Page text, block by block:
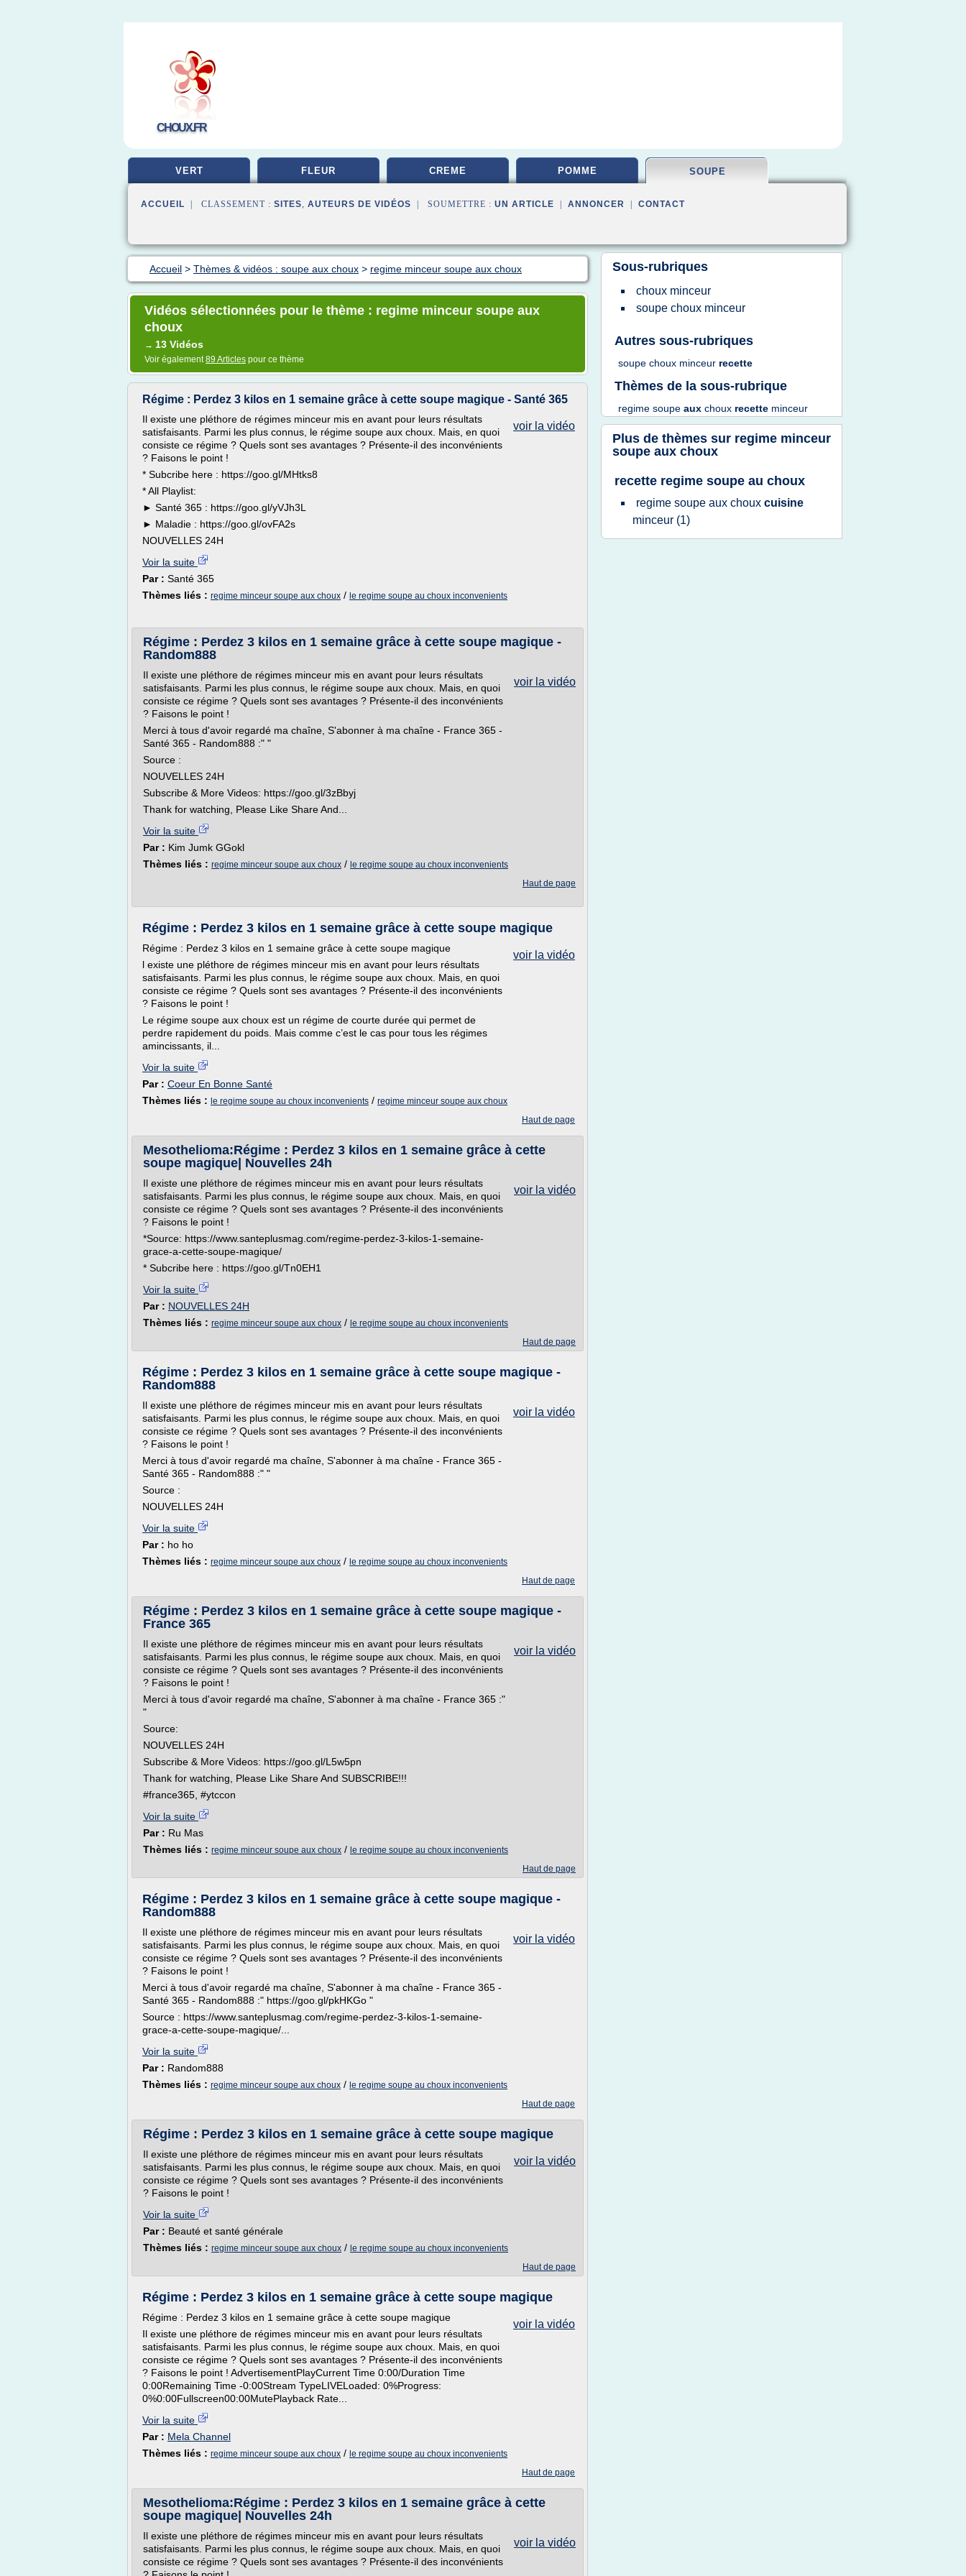
CHOUX.FR
VERT FLEUR CREME POMME SOUPE
ACCUEIL | CLASSEMENT : SITES, AUTEURS DE VIDÉOS | SOUMETTRE : UN ARTICLE ANNONCER CONTACT
Accueil > Thèmes & vidéos : soupe aux choux > regime minceur soupe aux choux
Vidéos sélectionnées pour le thème : regime minceur soupe aux
choux
→ 13 Vidéos
Voir également89 Articles pour ce thème
Régime : Perdez 3 kilos en 1 semaine grâce à cette soupe magique - Santé 365
voir la vidéo
Il existe une pléthore de régimes minceur mis en avant pour leurs résultats
satisfaisants. Parmi les plus connus, le régime soupe aux choux. Mais, en quoi
consiste ce régime ? Quels sont ses avantages ? Présente-il des inconvénients
? Faisons le point !
* Subcribe here : https://goo.gl/MHtks8
* All Playlist:
► Santé 365 : https://goo.gl/yVJh3L
► Maladie : https://goo.gl/ovFA2s
NOUVELLES 24H
Voir la suite
Par : Santé 365
Thèmes liés : regime minceur soupe aux choux / le regime soupe au choux inconvenients
Régime : Perdez 3 kilos en 1 semaine grâce à cette soupe magique -
Random888
voir la vidéo
Il existe une pléthore de régimes minceur mis en avant pour leurs résultats
satisfaisants. Parmi les plus connus, le régime soupe aux choux. Mais, en quoi
consiste ce régime ? Quels sont ses avantages ? Présente-il des inconvénients
? Faisons le point !
Merci à tous d'avoir regardé ma chaîne, S'abonner à ma chaîne - France 365 -
Santé 365 - Random888 :" "
Source :
NOUVELLES 24H
Subscribe & More Videos: https://goo.gl/3zBbyj
Thank for watching, Please Like Share And...
Voir la suite
Par : Kim Jumk GGokl
Thèmes liés : regime minceur soupe aux choux / le regime soupe au choux inconvenients
Haut de page
Régime : Perdez 3 kilos en 1 semaine grâce à cette soupe magique
voir la vidéo
Régime : Perdez 3 kilos en 1 semaine grâce à cette soupe magique
l existe une pléthore de régimes minceur mis en avant pour leurs résultats
satisfaisants. Parmi les plus connus, le régime soupe aux choux. Mais, en quoi
consiste ce régime ? Quels sont ses avantages ? Présente-il des inconvénients
? Faisons le point !
Le régime soupe aux choux est un régime de courte durée qui permet de
perdre rapidement du poids. Mais comme c’est le cas pour tous les régimes
amincissants, il...
Voir la suite
Par : Coeur En Bonne Santé
Thèmes liés : le regime soupe au choux inconvenients / regime minceur soupe aux choux
Haut de page
Mesothelioma:Régime : Perdez 3 kilos en 1 semaine grâce à cette
soupe magique| Nouvelles 24h
voir la vidéo
Il existe une pléthore de régimes minceur mis en avant pour leurs résultats
satisfaisants. Parmi les plus connus, le régime soupe aux choux. Mais, en quoi
consiste ce régime ? Quels sont ses avantages ? Présente-il des inconvénients
? Faisons le point !
*Source: https://www.santeplusmag.com/regime-perdez-3-kilos-1-semaine-
grace-a-cette-soupe-magique/
* Subcribe here : https://goo.gl/Tn0EH1
Voir la suite
Par : NOUVELLES 24H
Thèmes liés : regime minceur soupe aux choux / le regime soupe au choux inconvenients
Haut de page
Régime : Perdez 3 kilos en 1 semaine grâce à cette soupe magique -
Random888
voir la vidéo
Il existe une pléthore de régimes minceur mis en avant pour leurs résultats
satisfaisants. Parmi les plus connus, le régime soupe aux choux. Mais, en quoi
consiste ce régime ? Quels sont ses avantages ? Présente-il des inconvénients
? Faisons le point !
Merci à tous d'avoir regardé ma chaîne, S'abonner à ma chaîne - France 365 -
Santé 365 - Random888 :" "
Source :
NOUVELLES 24H
Voir la suite
Par : ho ho
Thèmes liés : regime minceur soupe aux choux / le regime soupe au choux inconvenients
Haut de page
Régime : Perdez 3 kilos en 1 semaine grâce à cette soupe magique -
France 365
voir la vidéo
Il existe une pléthore de régimes minceur mis en avant pour leurs résultats
satisfaisants. Parmi les plus connus, le régime soupe aux choux. Mais, en quoi
consiste ce régime ? Quels sont ses avantages ? Présente-il des inconvénients
? Faisons le point !
Merci à tous d'avoir regardé ma chaîne, S'abonner à ma chaîne - France 365 :"
"
Source:
NOUVELLES 24H
Subscribe & More Videos: https://goo.gl/L5w5pn
Thank for watching, Please Like Share And SUBSCRIBE!!!
#france365, #ytccon
Voir la suite
Par : Ru Mas
Thèmes liés : regime minceur soupe aux choux / le regime soupe au choux inconvenients
Haut de page
Régime : Perdez 3 kilos en 1 semaine grâce à cette soupe magique -
Random888
voir la vidéo
Il existe une pléthore de régimes minceur mis en avant pour leurs résultats
satisfaisants. Parmi les plus connus, le régime soupe aux choux. Mais, en quoi
consiste ce régime ? Quels sont ses avantages ? Présente-il des inconvénients
? Faisons le point !
Merci à tous d'avoir regardé ma chaîne, S'abonner à ma chaîne - France 365 -
Santé 365 - Random888 :" https://goo.gl/pkHKGo "
Source : https://www.santeplusmag.com/regime-perdez-3-kilos-1-semaine-
grace-a-cette-soupe-magique/...
Voir la suite
Par : Random888
Thèmes liés : regime minceur soupe aux choux / le regime soupe au choux inconvenients
Haut de page
Régime : Perdez 3 kilos en 1 semaine grâce à cette soupe magique
voir la vidéo
Il existe une pléthore de régimes minceur mis en avant pour leurs résultats
satisfaisants. Parmi les plus connus, le régime soupe aux choux. Mais, en quoi
consiste ce régime ? Quels sont ses avantages ? Présente-il des inconvénients
? Faisons le point !
Voir la suite
Par : Beauté et santé générale
Thèmes liés : regime minceur soupe aux choux / le regime soupe au choux inconvenients
Haut de page
Régime : Perdez 3 kilos en 1 semaine grâce à cette soupe magique
voir la vidéo
Régime : Perdez 3 kilos en 1 semaine grâce à cette soupe magique
Il existe une pléthore de régimes minceur mis en avant pour leurs résultats
satisfaisants. Parmi les plus connus, le régime soupe aux choux. Mais, en quoi
consiste ce régime ? Quels sont ses avantages ? Présente-il des inconvénients
? Faisons le point ! AdvertisementPlayCurrent Time 0:00/Duration Time
0:00Remaining Time -0:00Stream TypeLIVELoaded: 0%Progress:
0%0:00Fullscreen00:00MutePlayback Rate...
Voir la suite
Par : Mela Channel
Thèmes liés : regime minceur soupe aux choux / le regime soupe au choux inconvenients
Haut de page
Mesothelioma:Régime : Perdez 3 kilos en 1 semaine grâce à cette
soupe magique| Nouvelles 24h
voir la vidéo
Il existe une pléthore de régimes minceur mis en avant pour leurs résultats
satisfaisants. Parmi les plus connus, le régime soupe aux choux. Mais, en quoi
consiste ce régime ? Quels sont ses avantages ? Présente-il des inconvénients
Sous-rubriques
choux minceur
soupe choux minceur
Autres sous-rubriques
soupe choux minceur recette
Thèmes de la sous-rubrique
regime soupe aux choux recette minceur
Plus de thèmes sur regime minceur
soupe aux choux
recette regime soupe au choux
regime soupe aux choux cuisine
minceur (1)